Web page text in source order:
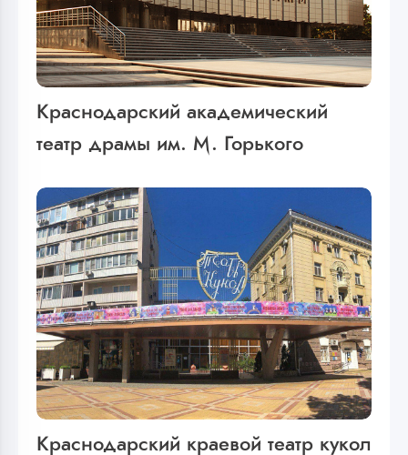
Краснодарский академический
театр драмы им. М. Горького
Краснодарский краевой театр кукол